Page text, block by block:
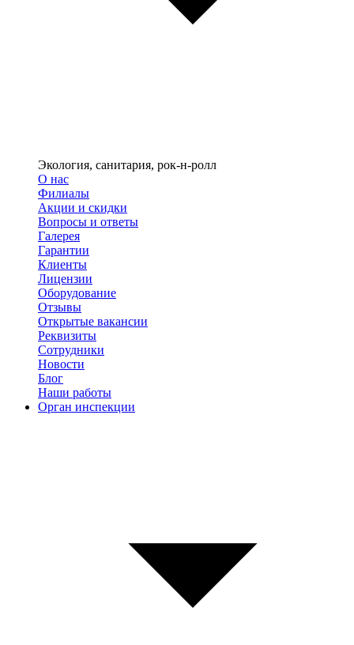
Экология, санитария, рок-н-ролл
О нас
Филиалы
Акции и скидки
Вопросы и ответы
Галерея
Гарантии
Клиенты
Лицензии
Оборудование
Отзывы
Открытые вакансии
Реквизиты
Сотрудники
Новости
Блог
Наши работы
Орган инспекции